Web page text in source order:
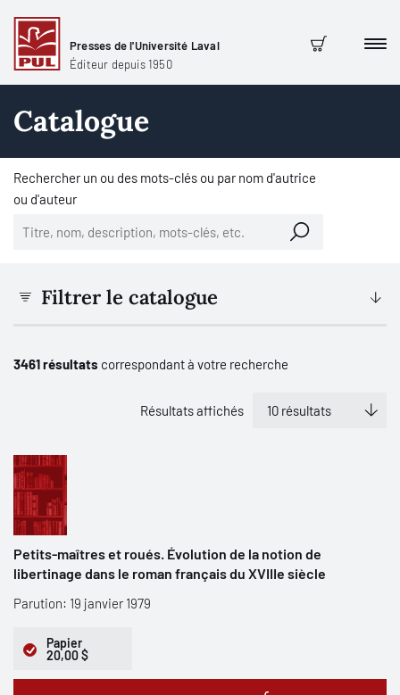
Presses de l'Université Laval
Éditeur depuis 1950
Panier
Catalogue
Rechercher un ou des mots-clés ou par nom d'autrice
ou d'auteur
Filtrer le catalogue
3461 résultats correspondant à votre recherche
Résultats affichés
Petits-maîtres et roués. Évolution de la notion de
libertinage dans le roman français du XVIIIe siècle
Parution: 19 janvier 1979
Papier
20,00 $